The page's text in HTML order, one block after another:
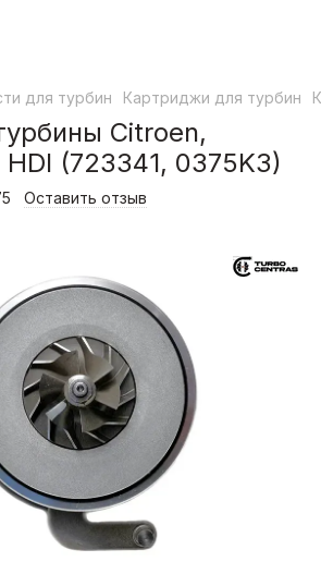
для турбин Картриджи для турбин
Citroen,
(723341, 0375K3)
Оставить отзыв